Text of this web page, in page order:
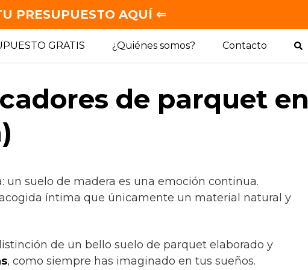
GRATIS ¿Quiénes somos? Contacto
de parquet en
suelo de madera es una emoción continua.
íntima que únicamente un material natural y
de un bello suelo de parquet elaborado y
, como siempre has imaginado en tus sueños.
PRESUPUESTO AQUÍ ⇐